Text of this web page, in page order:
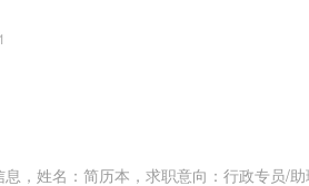
，姓名：简历本，求职意向：行政专员/